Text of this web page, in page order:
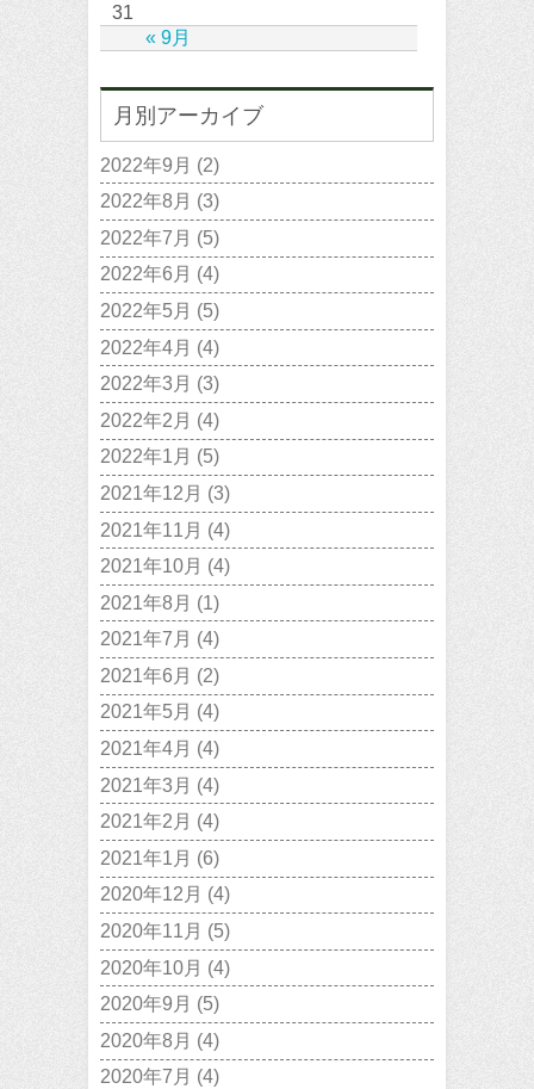
« 9月
31
月別アーカイブ
2022年9月 (2)
2022年8月 (3)
2022年7月 (5)
2022年6月 (4)
2022年5月 (5)
2022年4月 (4)
2022年3月 (3)
2022年2月 (4)
2022年1月 (5)
2021年12月 (3)
2021年11月 (4)
2021年10月 (4)
2021年8月 (1)
2021年7月 (4)
2021年6月 (2)
2021年5月 (4)
2021年4月 (4)
2021年3月 (4)
2021年2月 (4)
2021年1月 (6)
2020年12月 (4)
2020年11月 (5)
2020年10月 (4)
2020年9月 (5)
2020年8月 (4)
2020年7月 (4)